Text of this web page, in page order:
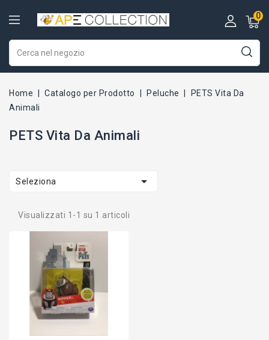
0
Home Catalogo per Prodotto Peluche
PETS Vita Da
Animali
PETS Vita Da Animali
Seleziona 
Visualizzati 1-1 su 1 articoli